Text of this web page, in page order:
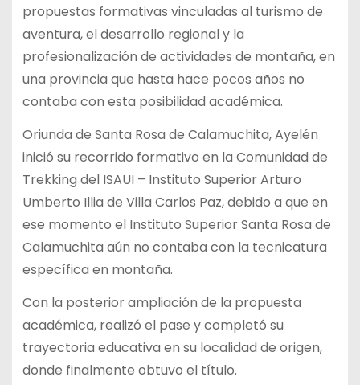
propuestas formativas vinculadas al turismo de
aventura, el desarrollo regional y la
profesionalización de actividades de montaña, en
una provincia que hasta hace pocos años no
contaba con esta posibilidad académica.
Oriunda de Santa Rosa de Calamuchita, Ayelén
inició su recorrido formativo en la Comunidad de
Trekking del ISAUI – Instituto Superior Arturo
Umberto Illia de Villa Carlos Paz, debido a que en
ese momento el Instituto Superior Santa Rosa de
Calamuchita aún no contaba con la tecnicatura
específica en montaña.
Con la posterior ampliación de la propuesta
académica, realizó el pase y completó su
trayectoria educativa en su localidad de origen,
donde finalmente obtuvo el título.